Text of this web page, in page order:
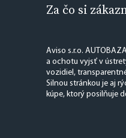
Za čo si
Aviso s.r.o.
a ochotu vyjsť v
vozidiel,
Silnou stránkou je aj
kúpe, ktorý posilňuje